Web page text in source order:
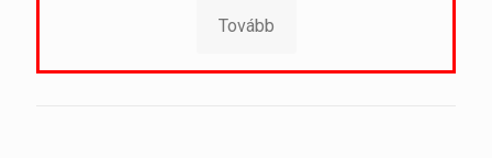
Tovább